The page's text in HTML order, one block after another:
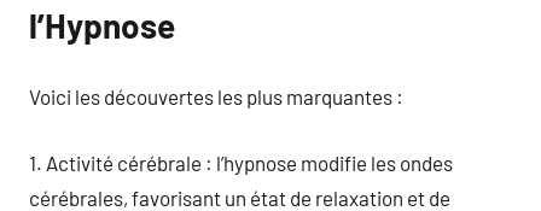
l’Hypnose
Voici les découvertes les plus marquantes :
1. Activité cérébrale : l’hypnose modifie les ondes
cérébrales, favorisant un état de relaxation et de